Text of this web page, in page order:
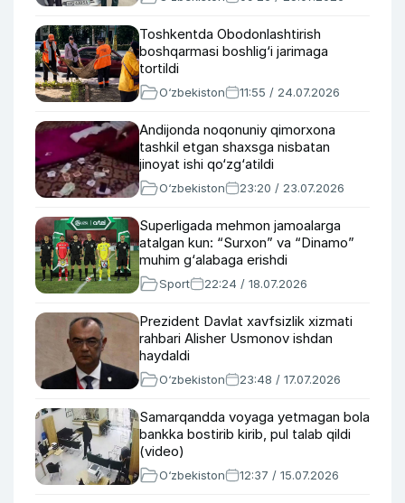
Toshkentda Obodonlashtirish
boshqarmasi boshlig‘i jarimaga
tortildi
O‘zbekiston 11:55 / 24.07.2026
Andijonda noqonuniy qimorxona
tashkil etgan shaxsga nisbatan
jinoyat ishi qo‘zg‘atildi
O‘zbekiston 23:20 / 23.07.2026
Superligada mehmon jamoalarga
atalgan kun: “Surxon” va “Dinamo”
muhim g‘alabaga erishdi
Sport 22:24 / 18.07.2026
Prezident Davlat xavfsizlik xizmati
rahbari Alisher Usmonov ishdan
haydaldi
O‘zbekiston 23:48 / 17.07.2026
Samarqandda voyaga yetmagan bola
bankka bostirib kirib, pul talab qildi
(video)
O‘zbekiston 12:37 / 15.07.2026